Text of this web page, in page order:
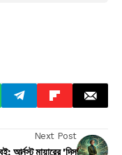
Next Post
বই: আর্নস্ট মায়ারের 'দিস